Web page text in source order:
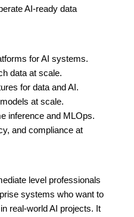
AI-ready data
for AI systems.
data at scale.
for data and AI.
at scale.
inference and MLOps.
and compliance at
level professionals
systems who want to
real-world AI projects. It